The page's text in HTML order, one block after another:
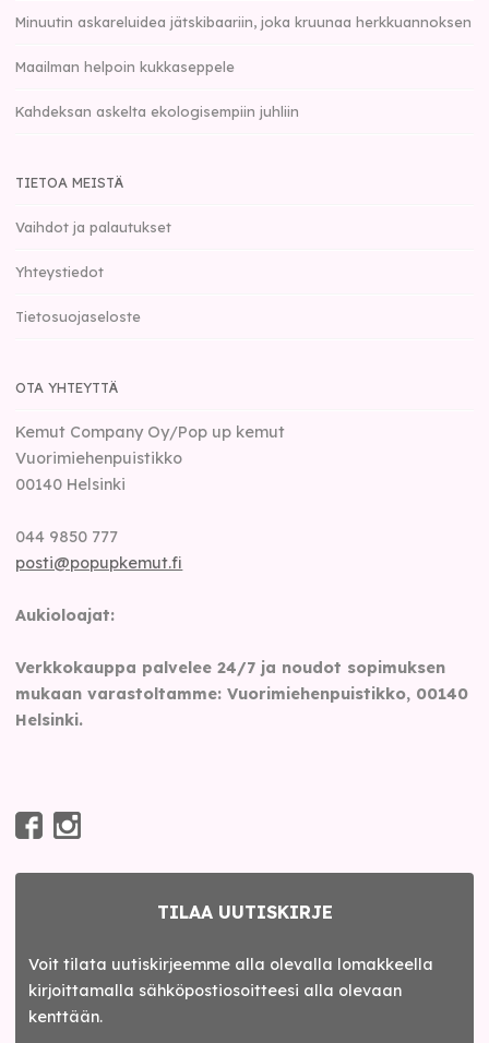
Minuutin askareluidea jätskibaariin, joka kruunaa herkkuannoksen
Maailman helpoin kukkaseppele
Kahdeksan askelta ekologisempiin juhliin
TIETOA MEISTÄ
Vaihdot ja palautukset
Yhteystiedot
Tietosuojaseloste
OTA YHTEYTTÄ
Kemut Company Oy/Pop up kemut
Vuorimiehenpuistikko
00140 Helsinki
044 9850 777
posti@popupkemut.fi
Aukioloajat:
Verkkokauppa palvelee 24/7 ja noudot sopimuksen
mukaan varastoltamme: Vuorimiehenpuistikko, 00140
Helsinki.
TILAA UUTISKIRJE
Voit tilata uutiskirjeemme alla olevalla lomakkeella
kirjoittamalla sähköpostiosoitteesi alla olevaan
kenttään.